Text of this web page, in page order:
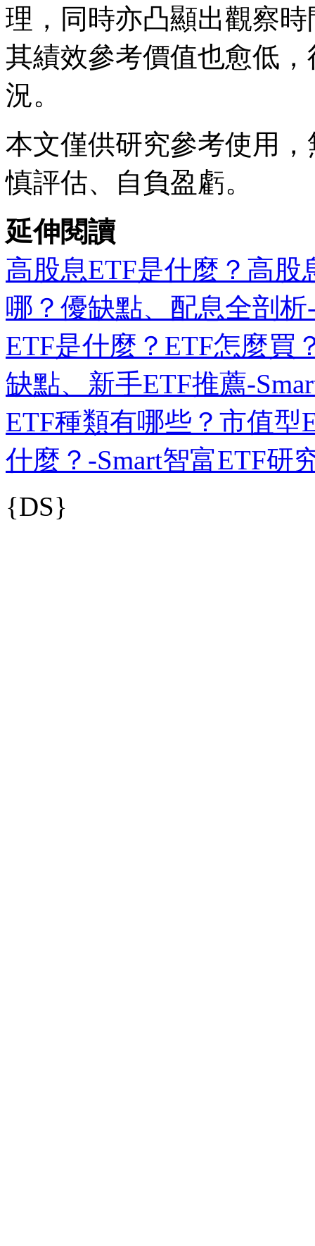
理，同時亦凸顯出觀察
其績效參考價值也愈低
況。
本文僅供研究參考使用
慎評估、自負盈虧。
延伸閱讀
高股息ETF是什麼？高股
哪？優缺點、配息全剖析
ETF是什麼？ETF怎麼買
缺點、新手ETF推薦-
ETF種類有哪些？市值型
什麼？-Smart智富ETF研
{DS}